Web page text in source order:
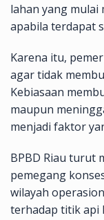
lahan yang
apabila terdapat
Karena itu,
agar tidak
Kebiasaan
maupun
menjadi faktor
BPBD Riau turut
pemegang
wilayah
terhadap titik api